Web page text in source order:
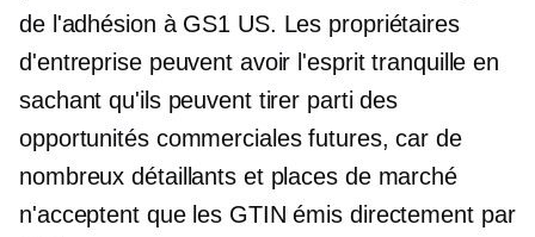
de l'adhésion à GS1 US. Les propriétaires
d'entreprise peuvent avoir l'esprit tranquille en
sachant qu'ils peuvent tirer parti des
opportunités commerciales futures, car de
nombreux détaillants et places de marché
n'acceptent que les GTIN émis directement par